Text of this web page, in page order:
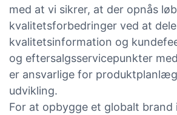
med at vi sikrer, at der opnås
kvalitetsforbedringer ved at dele
kvalitetsinformation og
og eftersalgsservicepunkter
er ansvarlige for
udvikling.
For at opbygge et globalt brand